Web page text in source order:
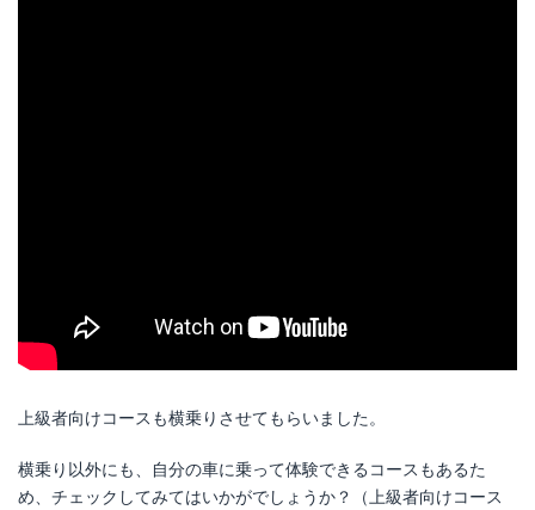
上級者向けコースも横乗りさせてもらいました。
横乗り以外にも、自分の車に乗って体験できるコースもあるた
め、チェックしてみてはいかがでしょうか？（上級者向けコース